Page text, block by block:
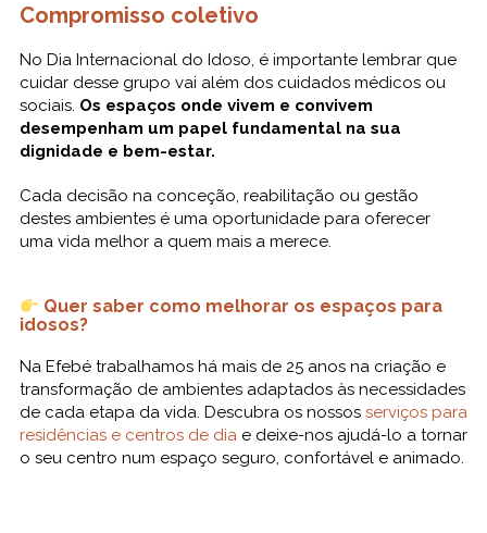
Compromisso coletivo
No Dia Internacional do Idoso, é importante lembrar que
cuidar desse grupo vai além dos cuidados médicos ou
sociais. Os espaços onde vivem e convivem
desempenham um papel fundamental na sua
dignidade e bem-estar.
Cada decisão na conceção, reabilitação ou gestão
destes ambientes é uma oportunidade para oferecer
uma vida melhor a quem mais a merece.
Quer saber como melhorar os espaços para
idosos?
Na Efebé trabalhamos há mais de 25 anos na criação e
transformação de ambientes adaptados às necessidades
de cada etapa da vida. Descubra os nossos serviços para
residências e centros de dia e deixe-nos ajudá-lo a tornar
o seu centro num espaço seguro, confortável e animado.